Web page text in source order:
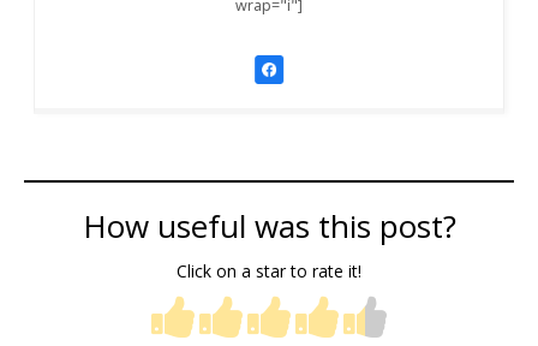
wrap="i"]
How useful was this post?
Click on a star to rate it!